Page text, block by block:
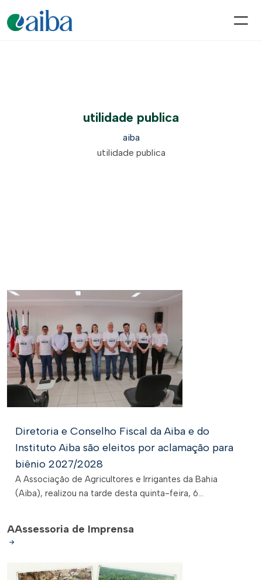
utilidade publica
aiba
utilidade publica
Diretoria e Conselho Fiscal da Aiba e do
Instituto Aiba são eleitos por aclamação para
biênio 2027/2028
A Associação de Agricultores e Irrigantes da Bahia
(Aiba), realizou na tarde desta quinta-feira, 6...
AAssessoria de Imprensa